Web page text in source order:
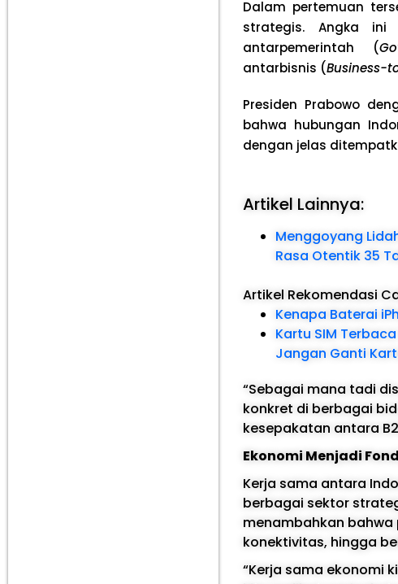
Dalam pertemuan
strategis. Angka
antarpemerintah (
antarbisnis (Business-
Presiden Prabowo
bahwa hubungan
dengan jelas
Artikel Lainnya:
Menggoyang
Rasa Otentik 35
Artikel Rekomendasi
Kenapa Baterai
Kartu SIM
Jangan Ganti
“Sebagai mana tadi
konkret di berbagai
kesepakatan antara
Ekonomi Menjadi
Kerja sama antara
berbagai sektor
menambahkan
konektivitas, hingga
“Kerja sama ekonomi